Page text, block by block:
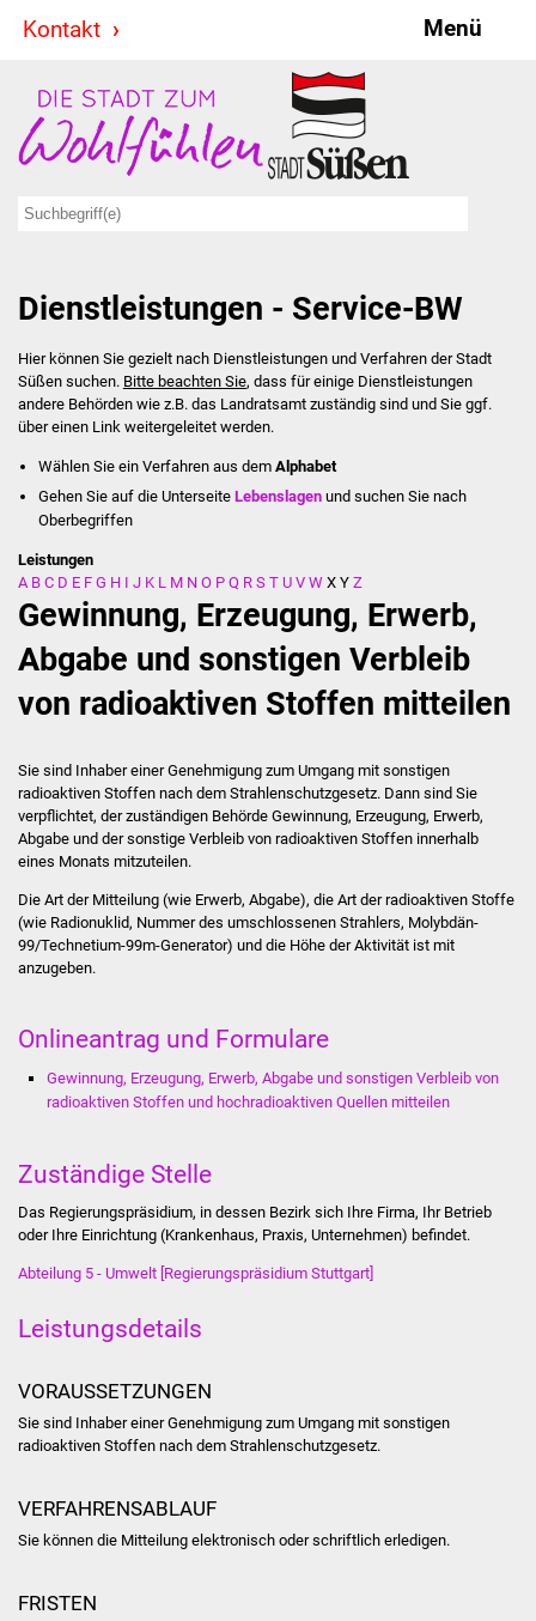
Kontakt Menü
Stadt & Politik
Bürgermeister
Ausschüsse
Ratsinformationssystem
Jugendbeirat
Summerrockfestival
Stadtverwaltung
Ansprechpartner
Behördenwegweiser
Kontakt
Ortsrecht
Wahlen
Stadtinfo
Partnerstädte
Sanierung Bizethalle
Presse
Dienstleistungen - Service-BW
Hier können Sie gezielt nach Dienstleistungen und Verfahren der Stadt
Süßen suchen. Bitte beachten Sie, dass für einige Dienstleistungen
andere Behörden wie z.B. das Landratsamt zuständig sind und Sie ggf.
über einen Link weitergeleitet werden.
Wählen Sie ein Verfahren aus dem Alphabet
Gehen Sie auf die UnterseiteLebenslagen und suchen Sie nach
Oberbegriffen
Leistungen
A B C D E F G H I J K L M N O P Q R S T U V W X Y Z
Gewinnung, Erzeugung, Erwerb,
Abgabe und sonstigen Verbleib
von radioaktiven Stoffen mitteilen
Sie sind Inhaber einer Genehmigung zum Umgang mit sonstigen
radioaktiven Stoffen nach dem Strahlenschutzgesetz. Dann sind Sie
verpflichtet, der zuständigen Behörde Gewinnung, Erzeugung, Erwerb,
Abgabe und der sonstige Verbleib von radioaktiven Stoffen innerhalb
eines Monats mitzuteilen.
Die Art der Mitteilung (wie Erwerb, Abgabe), die Art der radioaktiven Stoffe
(wie Radionuklid, Nummer des umschlossenen Strahlers, Molybdän-
99/Technetium-99m-Generator) und die Höhe der Aktivität ist mit
anzugeben.
Onlineantrag und Formulare
Gewinnung, Erzeugung, Erwerb, Abgabe und sonstigen Verbleib von
radioaktiven Stoffen und hochradioaktiven Quellen mitteilen
Zuständige Stelle
Das Regierungspräsidium, in dessen Bezirk sich Ihre Firma, Ihr Betrieb
oder Ihre Einrichtung (Krankenhaus, Praxis, Unternehmen) befindet.
Abteilung 5 - Umwelt [Regierungspräsidium Stuttgart]
Leistungsdetails
VORAUSSETZUNGEN
Sie sind Inhaber einer Genehmigung zum Umgang mit sonstigen
radioaktiven Stoffen nach dem Strahlenschutzgesetz.
VERFAHRENSABLAUF
Sie können die Mitteilung elektronisch oder schriftlich erledigen.
FRISTEN